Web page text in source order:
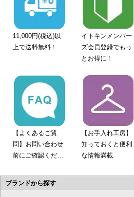
11,000円(税込)以
上で送料無料！
イトキンメンバー
ズ会員登録でもっ
とお得に！
【よくあるご質
問】お問い合わせ
前にご確認くださ
【お手入れ工房】
知っておくと便利
な情報満載
ブランドから探す